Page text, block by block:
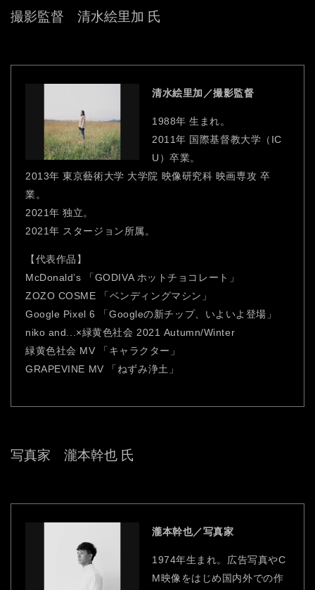
撮影監督 清水絵里加 氏
清水絵里加／撮影監督
1988年 生まれ。
2011年 国際基督教大学（IC
U）卒業。
2013年 東京藝術大学 大学院 映像研究科 映画専攻 卒
業。
2021年 独立。
2021年 スタージョン所属。
【代表作品】
McDonald’s 「GODIVA ホットチョコレート」
ZOZO COSME 「ベンディングマシン」
Google Pixel 6 「Googleの新チップ、いよいよ登場」
niko and...×緑黄色社会 2021 Autumn/Winter
緑黄色社会 MV 「キャラクター」
GRAPEVINE MV 「ねずみ浄土」
写真家 瀧本幹也 氏
瀧本幹也／写真家
1974年生まれ。広告写真やC
M映像をはじめ国内外での作